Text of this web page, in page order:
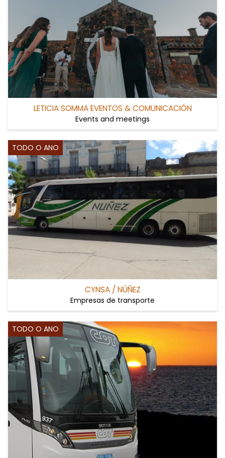
LETICIA SOMMA EVENTOS & COMUNICACIÓN
Events and meetings
TODO O ANO
CYNSA / NÚÑEZ
Empresas de transporte
TODO O ANO